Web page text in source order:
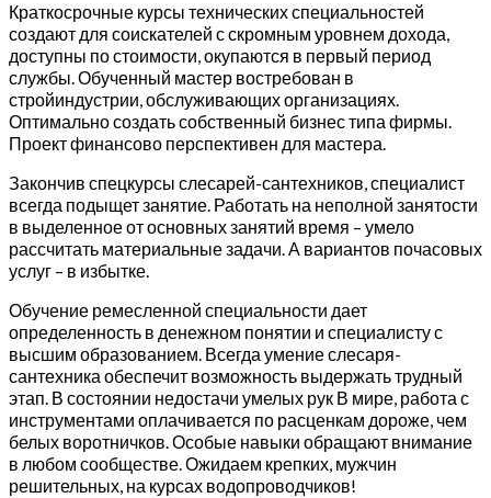
Краткосрочные курсы технических специальностей
создают для соискателей с скромным уровнем дохода,
доступны по стоимости, окупаются в первый период
службы. Обученный мастер востребован в
стройиндустрии, обслуживающих организациях.
Оптимально создать собственный бизнес типа фирмы.
Проект финансово перспективен для мастера.
Закончив спецкурсы слесарей-сантехников, специалист
всегда подыщет занятие. Работать на неполной занятости
в выделенное от основных занятий время – умело
рассчитать материальные задачи. А вариантов почасовых
услуг – в избытке.
Обучение ремесленной специальности дает
определенность в денежном понятии и специалисту с
высшим образованием. Всегда умение слесаря-
сантехника обеспечит возможность выдержать трудный
этап. В состоянии недостачи умелых рук В мире, работа с
инструментами оплачивается по расценкам дороже, чем
белых воротничков. Особые навыки обращают внимание
в любом сообществе. Ожидаем крепких, мужчин
решительных, на курсах водопроводчиков!